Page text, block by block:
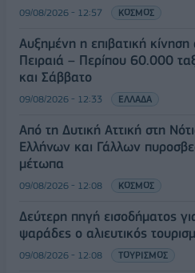
09/08/2026 - 12:57 ΚΟΣΜΟΣ
Αυξημένη η επιβατική κίνηση
Πειραιά – Περίπου 60.000
και Σάββατο
09/08/2026 - 12:33 ΕΛΛΑΔΑ
Από τη Δυτική Αττική στη
Ελλήνων και Γάλλων
μέτωπα
09/08/2026 - 12:08 ΚΟΣΜΟΣ
Δεύτερη πηγή εισοδήματος
ψαράδες ο αλιευτικός
09/08/2026 - 12:08 ΤΟΥΡΙΣΜΟΣ